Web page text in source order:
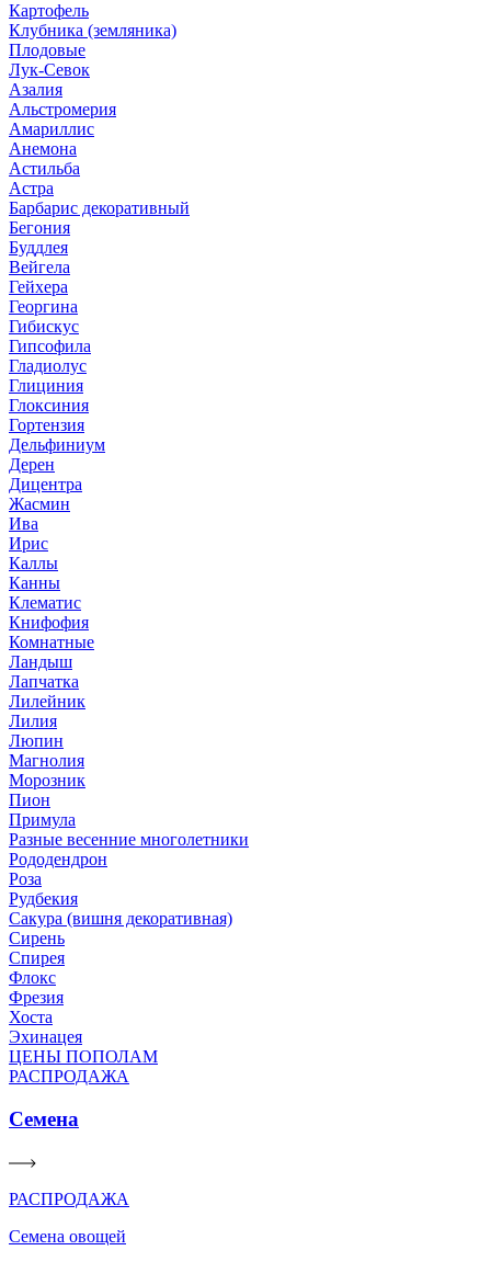
Картофель
Клубника (земляника)
Плодовые
Лук-Севок
Азалия
Альстромерия
Амариллис
Анемона
Астильба
Астра
Барбарис декоративный
Бегония
Буддлея
Вейгела
Гейхера
Георгина
Гибискус
Гипсофила
Гладиолус
Глициния
Глоксиния
Гортензия
Дельфиниум
Дерен
Дицентра
Жасмин
Ива
Ирис
Каллы
Канны
Клематис
Книфофия
Комнатные
Ландыш
Лапчатка
Лилейник
Лилия
Люпин
Магнолия
Морозник
Пион
Примула
Разные весенние многолетники
Рододендрон
Роза
Рудбекия
Сакура (вишня декоративная)
Сирень
Спирея
Флокс
Фрезия
Хоста
Эхинацея
ЦЕНЫ ПОПОЛАМ
РАСПРОДАЖА
Семена
РАСПРОДАЖА
Семена овощей